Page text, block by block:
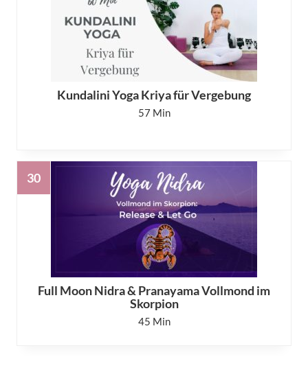
Kundalini Yoga Kriya für Vergebung
57
Full Moon Nidra & Pranayama Vollmond im
Skorpion
45